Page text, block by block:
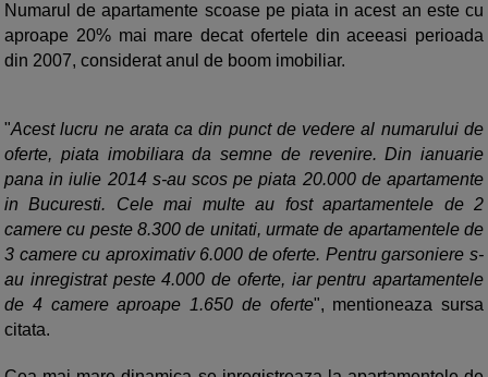
Numarul de apartamente scoase pe piata in acest an este cu
aproape 20% mai mare decat ofertele din aceeasi perioada
din 2007, considerat anul de boom imobiliar.
"Acest lucru ne arata ca din punct de vedere al numarului de
oferte, piata imobiliara da semne de revenire. Din ianuarie
pana in iulie 2014 s-au scos pe piata 20.000 de apartamente
in Bucuresti. Cele mai multe au fost apartamentele de 2
camere cu peste 8.300 de unitati, urmate de apartamentele de
3 camere cu aproximativ 6.000 de oferte. Pentru garsoniere s-
au inregistrat peste 4.000 de oferte, iar pentru apartamentele
de 4 camere aproape 1.650 de oferte", mentioneaza sursa
citata.